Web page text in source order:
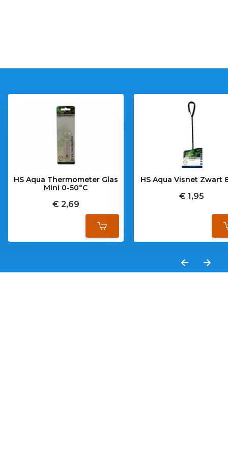
HS Aqua Thermometer Glas
Mini 0-50°C
€ 2,69
HS Aqua Visnet Zwart
€ 1,95